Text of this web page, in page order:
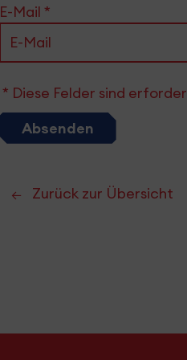
E-Mail *
* Diese Felder sind
Absenden
Zurück zur Übersicht